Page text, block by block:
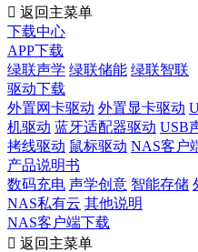
 返回主菜单
下载中心
APP下载
绿联声学 绿联储能 绿联智联
驱动下载
外置网卡驱动 外置显卡驱动
机驱动 蓝牙适配器驱动 USB
拷线驱动 鼠标驱动 NAS客户
产品说明书
数码充电 声学创意 智能存储
NAS私有云 其他说明
NAS客户端下载
 返回主菜单